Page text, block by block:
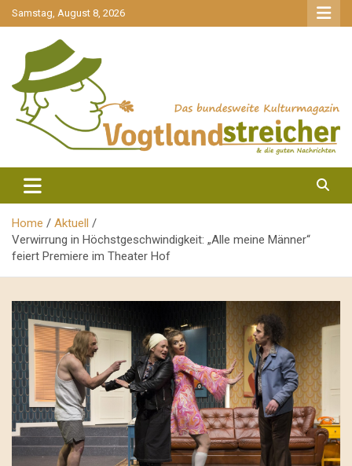
gehe
zum
Samstag, August 8, 2026
Vogtlandstreicher
Home
Aktuell
Verwirrung in Höchstgeschwindigkeit: „Alle meine Männer“
feiert Premiere im Theater Hof